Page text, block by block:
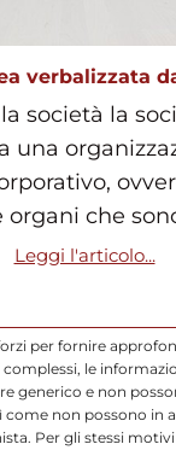
verbalizzata
società la
una
organi che
Leggi l'articolo...
per fornire
le
generico e non
non possono in
Per gli stessi